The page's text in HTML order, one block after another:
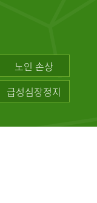
노인 손상
급성심장정지